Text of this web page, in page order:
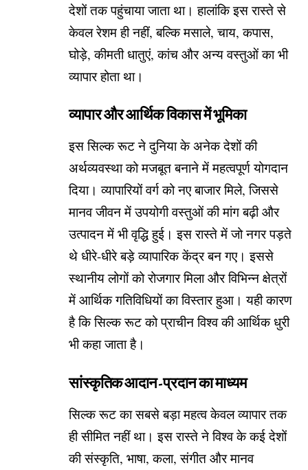
देशों तक पहुंचाया जाता था। हालांकि इस रास्ते से
केवल रेशम ही नहीं, बल्कि मसाले, चाय, कपास,
घोड़े, कीमती धातुएं, कांच और अन्य वस्तुओं का भी
व्यापार होता था।
व्यापार और आर्थिक विकास में भूमिका
इस सिल्क रूट ने दुनिया के अनेक देशों की
अर्थव्यवस्था को मजबूत बनाने में महत्वपूर्ण योगदान
दिया। व्यापारियों वर्ग को नए बाजार मिले, जिससे
मानव जीवन में उपयोगी वस्तुओं की मांग बढ़ी और
उत्पादन में भी वृद्धि हुई। इस रास्ते में जो नगर पड़ते
थे धीरे-धीरे बड़े व्यापारिक केंद्र बन गए। इससे
स्थानीय लोगों को रोजगार मिला और विभिन्न क्षेत्रों
में आर्थिक गतिविधियों का विस्तार हुआ। यही कारण
है कि सिल्क रूट को प्राचीन विश्व की आर्थिक धुरी
भी कहा जाता है।
सांस्कृतिक आदान-प्रदान का माध्यम
सिल्क रूट का सबसे बड़ा महत्व केवल व्यापार तक
ही सीमित नहीं था। इस रास्ते ने विश्व के कई देशों
की संस्कृति, भाषा, कला, संगीत और मानव